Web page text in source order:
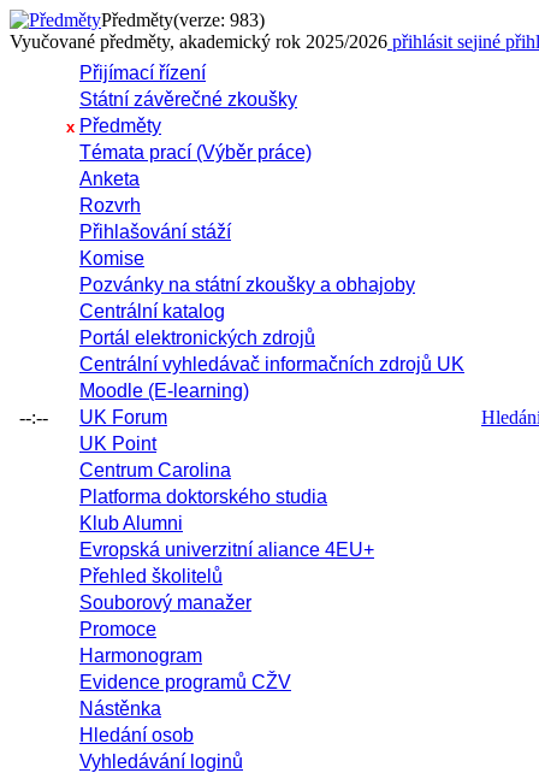
Předměty(verze: 983)
Vyučované předměty, akademický rok 2025/2026 přihlásit sejiné
--:--
Přijímací řízení
Státní závěrečné zkoušky
x Předměty
Témata prací (Výběr práce)
Anketa
Rozvrh
Přihlašování stáží
Komise
Pozvánky na státní zkoušky a obhajoby
Centrální katalog
Portál elektronických zdrojů
Centrální vyhledávač informačních zdrojů UK
Moodle (E-learning)
UK Forum
UK Point
Centrum Carolina
Platforma doktorského studia
Klub Alumni
Evropská univerzitní aliance 4EU+
Přehled školitelů
Souborový manažer
Promoce
Harmonogram
Evidence programů CŽV
Nástěnka
Hledání osob
Vyhledávání loginů